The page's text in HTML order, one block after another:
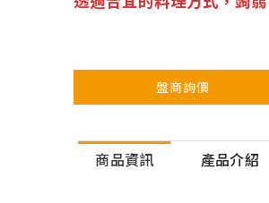
盤商詢價
商品資訊 產品介紹